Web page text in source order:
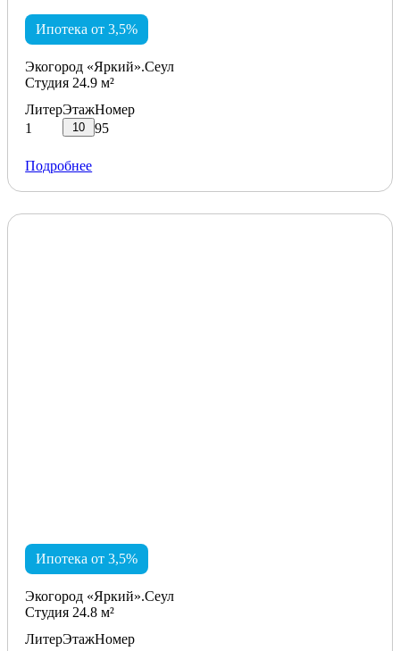
Ипотека от 3,5%
Экогород «Яркий».Сеул
Студия 24.9 м²
Литер
1
Этаж
10
Номер
95
Подробнее
Ипотека от 3,5%
Экогород «Яркий».Сеул
Студия 24.8 м²
ЛитерЭтажНомер